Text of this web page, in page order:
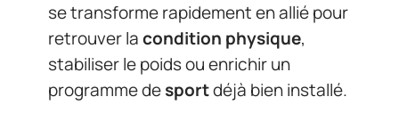
se transforme rapidement en allié pour
retrouver lacondition physique,
stabiliser le poids ou enrichir un
programme desportdéjà bien installé.